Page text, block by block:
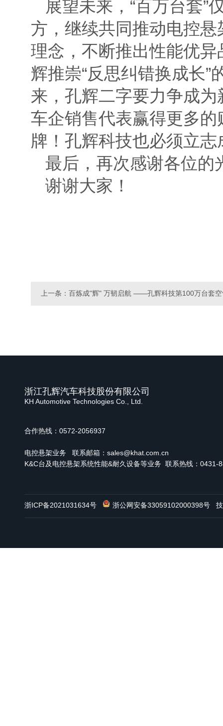
展望未来，“百万台套
方，继续共同推动电控
理念，不断推出性能优
辉推崇“反思纠错换成长
来，孔辉二字要力争成
车企销售代表赢得更多
牌！孔辉科技也必须立
最后，再次感谢各位的
谢谢大家！
上一条：百炼成"辉" 万韧启航 ——孔辉科技第100万台套
浙江孔辉汽车科技股份有限公司
KH Automotive Technologies Co., Ltd.
合作热线：0572-2056937
电控悬架业务
联系邮箱：sales@khat.com.cn
K&C台及电控悬架系统性能&耐久设备等业务 联系热线：0431-
浙ICP备2021031634号 浙公网安备33059102000398号